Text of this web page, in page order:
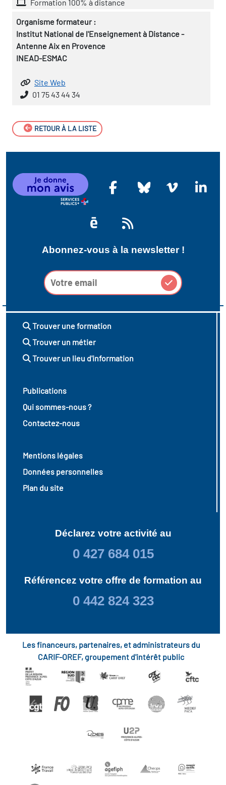
Formation 100% à distance
Organisme formateur :
Institut National de l'Enseignement à Distance -
Antenne Aix en Provence
INEAD-ESMAC
Site Web
01 75 43 44 34
RETOUR À LA LISTE
Abonnez-vous à la newsletter !
Trouver une formation
Trouver un métier
Trouver un lieu d'information
Publications
Qui sommes-nous ?
Contactez-nous
Mentions légales
Données personnelles
Plan du site
Déclarez votre activité au
0 427 684 015
Référencez votre offre de formation au
0 442 824 323
Les financeurs, partenaires, et administrateurs du
CARIF-OREF, groupement d'intérêt public